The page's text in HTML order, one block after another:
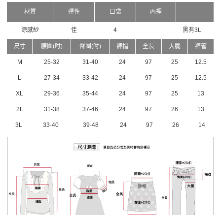
材質 彈性 口袋 內裡
涼感紗 佳 4 黑有3L
尺寸 腰圍(吋) 臀圍(吋) 褲擋 全長 大腿 褲管
M 25-32 31-40 24 97 25 12.5
L 27-34 33-42 24 97 25 12.5
XL 29-36 35-44 24 97 25 13
2L 31-38 37-46 24 97 26 13
3L 33-40 39-48 24 97 26 14